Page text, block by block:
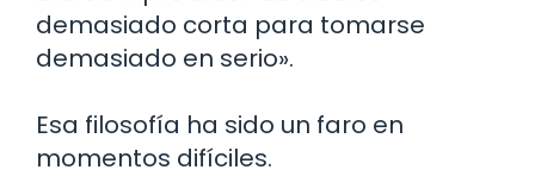
demasiado corta para tomarse
demasiado en serio».
Esa filosofía ha sido un faro en
momentos difíciles.